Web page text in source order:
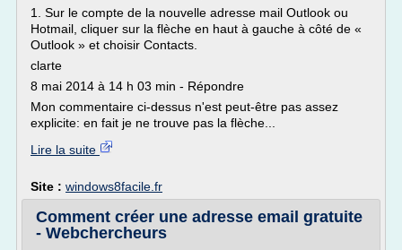
1. Sur le compte de la nouvelle adresse mail Outlook ou
Hotmail, cliquer sur la flèche en haut à gauche à côté de «
Outlook » et choisir Contacts.
clarte
8 mai 2014 à 14 h 03 min - Répondre
Mon commentaire ci-dessus n'est peut-être pas assez
explicite: en fait je ne trouve pas la flèche...
Lire la suite
Site : windows8facile.fr
Comment créer une adresse email gratuite
- Webchercheurs